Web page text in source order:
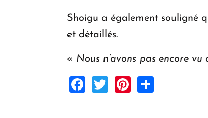
Shoigu a également souligné
et détaillés.
« Nous n’avons pas encore vu
Facebook
TwitterPinterest